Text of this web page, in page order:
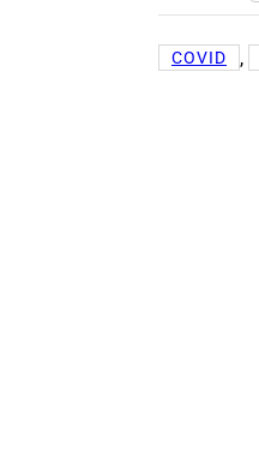
COVID ,